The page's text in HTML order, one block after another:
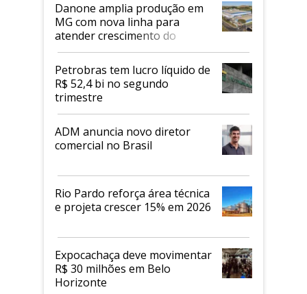
Danone amplia produção em
MG com nova linha para
atender crescimento do
mercado de alimentos
proteicos
Petrobras tem lucro líquido de
R$ 52,4 bi no segundo
trimestre
ADM anuncia novo diretor
comercial no Brasil
Rio Pardo reforça área técnica
e projeta crescer 15% em 2026
Expocachaça deve movimentar
R$ 30 milhões em Belo
Horizonte